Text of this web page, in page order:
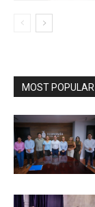
MOST POPULAR